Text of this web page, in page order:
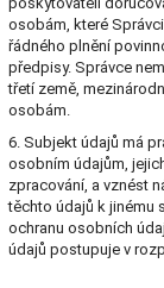
osobám, které
řádného plnění
předpisy. Správce
třetí země,
osobám.
6. Subjekt údajů má
osobním údajům,
zpracování, a vznést
těchto údajů k jinému
ochranu osobních
údajů postupuje v